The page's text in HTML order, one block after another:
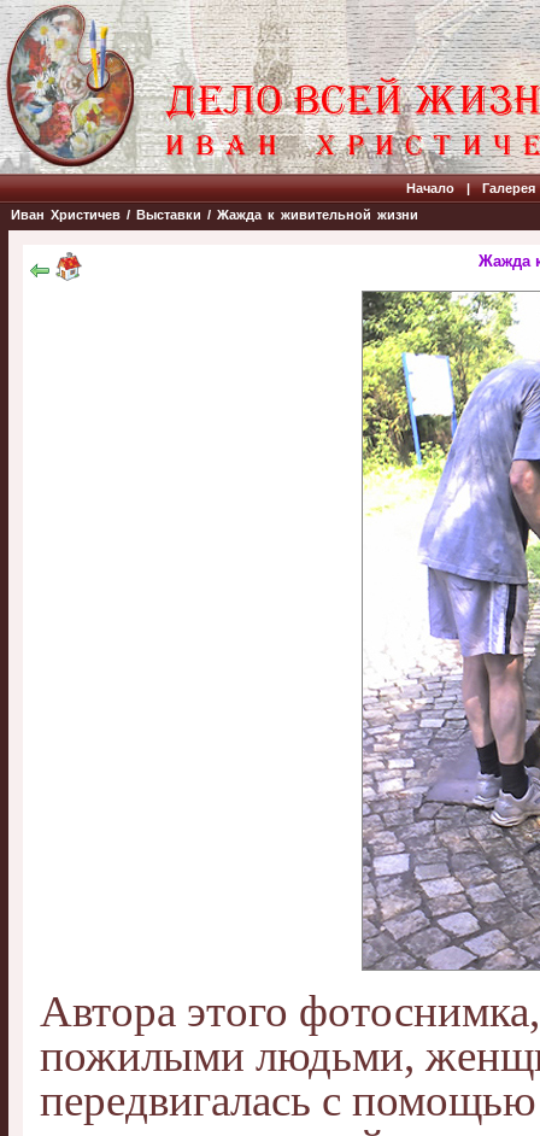
Начало|Галерея
Иван Христичев / Выставки / Жажда к живительной жизни
Жажда
Автора этого
пожилыми людьми,
передвигалась с